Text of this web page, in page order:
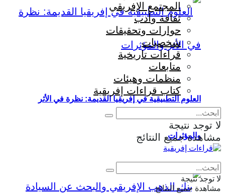
العلوم التطبيقية في إفريقيا القديمة: نظرة في الأثر
والمؤثرات
المجتمع الإفريقي
ثقافة وأدب
حوارات وتحقيقات
شخصيات
قراءات تاريخية
متابعات
منظمات وهيئات
كتاب قراءات إفريقية
لا توجد نتيجة
مشاهدة جميع النتائج
لا توجد نتيجة
مشاهدة جميع النتائج